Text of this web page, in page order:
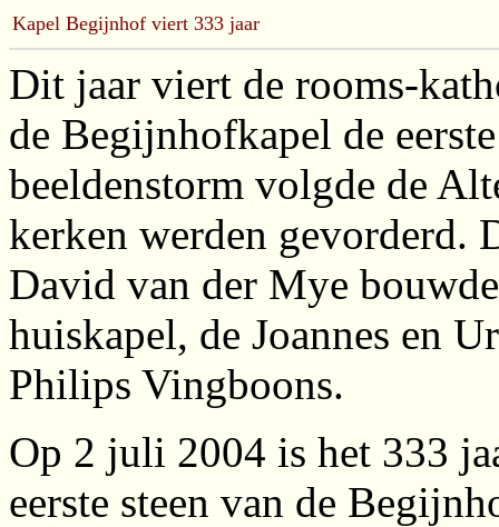
Kapel Begijnhof viert 333 jaar
Dit jaar viert de rooms-
de Begijnhofkapel de
beeldenstorm volgde de
kerken werden gevorderd.
David van der Mye
huiskapel, de Joannes en
Philips Vingboons.
Op 2 juli 2004 is het 333
eerste steen van de